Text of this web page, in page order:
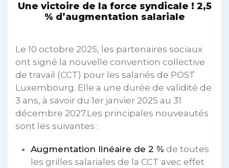
Une victoire de la force syndicale ! 2,5
% d’augmentation salariale
Le 10 octobre 2025, les partenaires sociaux
ont signé la nouvelle convention collective
de travail (CCT) pour les salariés de POST
Luxembourg. Elle a une durée de validité de
3 ans, à savoir du 1er janvier 2025 au 31
décembre 2027.Les principales nouveautés
sont les suivantes :
Augmentation linéaire de 2 % de toutes
les grilles salariales de la CCT avec effet